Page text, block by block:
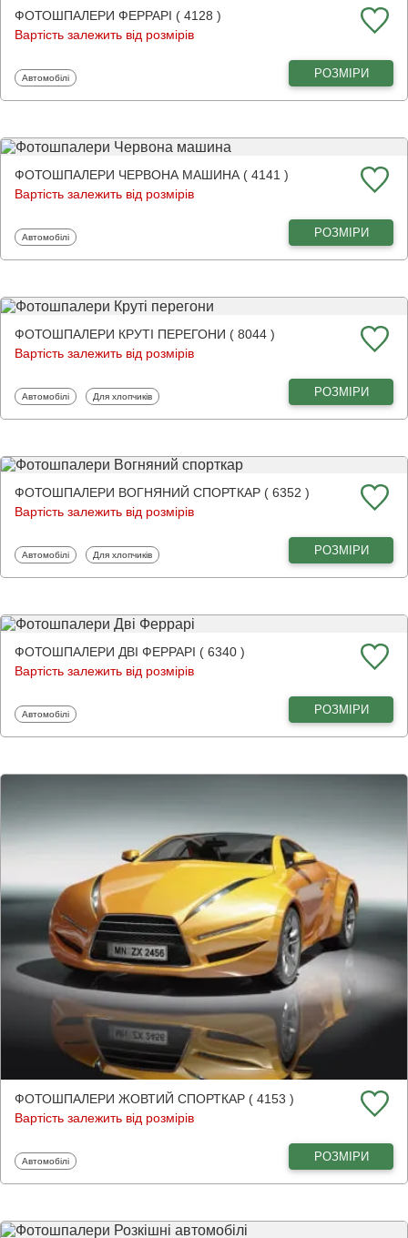
ФОТОШПАЛЕРИ ФЕРРАРІ ( 4128 )
Вартість залежить від розмірів
Фотошпалери
Автомобілі РОЗМІРИ
ФОТОШПАЛЕРИ ЧЕРВОНА МАШИНА ( 4141 )
Вартість залежить від розмірів
Фотошпалери
Автомобілі РОЗМІРИ
ФОТОШПАЛЕРИ КРУТІ ПЕРЕГОНИ ( 8044 )
Вартість залежить від розмірів
Фотошпалери
Автомобілі Фотошпалери
Для хлопчиків РОЗМІРИ
ФОТОШПАЛЕРИ ВОГНЯНИЙ СПОРТКАР ( 6352 )
Вартість залежить від розмірів
Фотошпалери
Автомобілі Фотошпалери
Для хлопчиків РОЗМІРИ
ФОТОШПАЛЕРИ ДВІ ФЕРРАРІ ( 6340 )
Вартість залежить від розмірів
Фотошпалери
Автомобілі РОЗМІРИ
ФОТОШПАЛЕРИ ЖОВТИЙ СПОРТКАР ( 4153 )
Вартість залежить від розмірів
Фотошпалери
Автомобілі РОЗМІРИ